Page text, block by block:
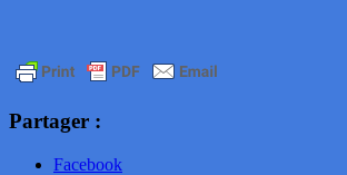
Partager :
Facebook